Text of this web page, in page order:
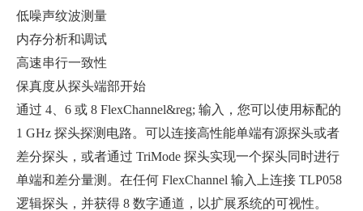
低噪声纹波测量
内存分析和调试
高速串行一致性
保真度从探头端部开始
通过 4、6 或 8 FlexChannel&reg; 输入，您可以使用标配的
1 GHz 探头探测电路。可以连接高性能单端有源探头或者
差分探头，或者通过 TriMode 探头实现一个探头同时进行
单端和差分量测。在任何 FlexChannel 输入上连接 TLP058
逻辑探头，并获得 8 数字通道，以扩展系统的可视性。